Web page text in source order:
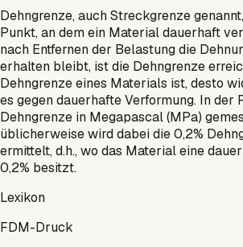
Dehngrenze, auch Streckgrenze
Punkt, an dem ein Material dauerhaft
nach Entfernen der Belastung die
erhalten bleibt, ist die Dehngrenze
Dehngrenze eines Materials ist, desto
es gegen dauerhafte Verformung. In der
Dehngrenze in Megapascal (MPa)
üblicherweise wird dabei die 0,2%
ermittelt, d.h., wo das Material eine
0,2% besitzt.
Lexikon
FDM-Druck